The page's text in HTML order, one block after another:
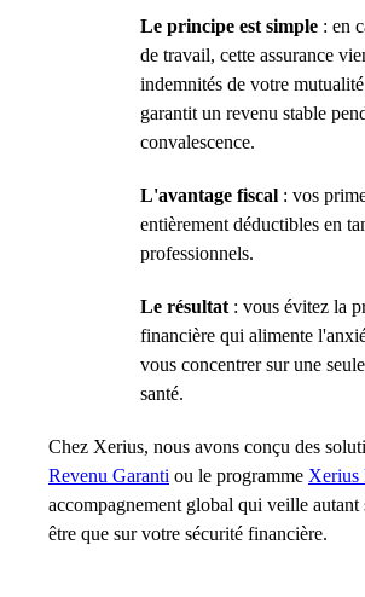
Le principe est simple : en
de travail, cette assurance
indemnités de votre
garantit un revenu stable
convalescence.
L'avantage fiscal : vos
entièrement déductibles en
professionnels.
Le résultat : vous évitez la
financière qui alimente
vous concentrer sur une
santé.
Chez Xerius, nous avons conçu des
Revenu Garanti ou le programme Xerius
accompagnement global qui veille
être que sur votre sécurité financière.